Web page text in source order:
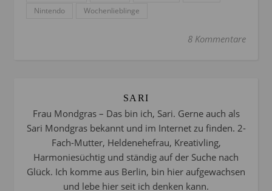
Nintendo
Wochenlieblinge
8 Kommentare
SARI
Frau Mondgras – Das bin ich, Sari. Gerne auch als
Sari Mondgras bekannt und im Internet zu finden. 2-
Fach-Mutter, Heldenehefrau, Kreativling,
Harmoniesüchtig und ständig auf der Suche nach
Glück. Ich komme aus Berlin, bin hier aufgewachsen
und lebe hier seit ich denken kann.